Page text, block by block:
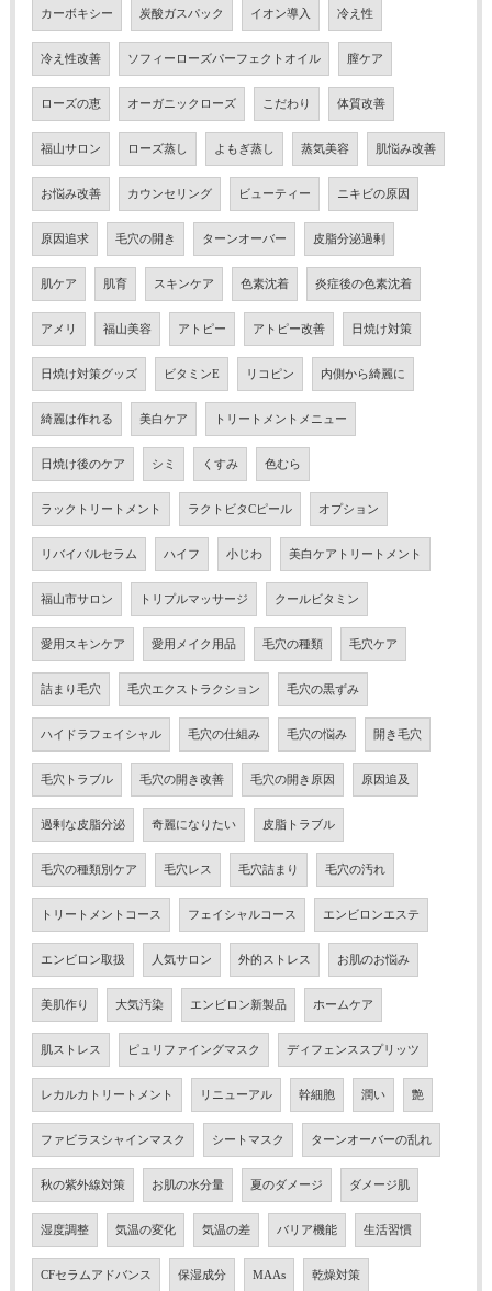
カーボキシー 炭酸ガスパック イオン導入 冷え性
冷え性改善 ソフィーローズパーフェクトオイル 膣ケア
ローズの恵 オーガニックローズ こだわり 体質改善
福山サロン ローズ蒸し よもぎ蒸し 蒸気美容 肌悩み改善
お悩み改善 カウンセリング ビューティー ニキビの原因
原因追求 毛穴の開き ターンオーバー 皮脂分泌過剰
肌ケア 肌育 スキンケア 色素沈着 炎症後の色素沈着
アメリ 福山美容 アトピー アトピー改善 日焼け対策
日焼け対策グッズ ビタミンE リコピン 内側から綺麗に
綺麗は作れる 美白ケア トリートメントメニュー
日焼け後のケア シミ くすみ 色むら
ラックトリートメント ラクトビタCピール オプション
リバイバルセラム ハイフ 小じわ 美白ケアトリートメント
福山市サロン トリプルマッサージ クールビタミン
愛用スキンケア 愛用メイク用品 毛穴の種類 毛穴ケア
詰まり毛穴 毛穴エクストラクション 毛穴の黒ずみ
ハイドラフェイシャル 毛穴の仕組み 毛穴の悩み 開き毛穴
毛穴トラブル 毛穴の開き改善 毛穴の開き原因 原因追及
過剰な皮脂分泌 奇麗になりたい 皮脂トラブル
毛穴の種類別ケア 毛穴レス 毛穴詰まり 毛穴の汚れ
トリートメントコース フェイシャルコース エンビロンエステ
エンビロン取扱 人気サロン 外的ストレス お肌のお悩み
美肌作り 大気汚染 エンビロン新製品 ホームケア
肌ストレス ピュリファイングマスク ディフェンススプリッツ
レカルカトリートメント リニューアル 幹細胞 潤い 艶
ファビラスシャインマスク シートマスク ターンオーバーの乱れ
秋の紫外線対策 お肌の水分量 夏のダメージ ダメージ肌
湿度調整 気温の変化 気温の差 バリア機能 生活習慣
CFセラムアドバンス 保湿成分 MAAs 乾燥対策